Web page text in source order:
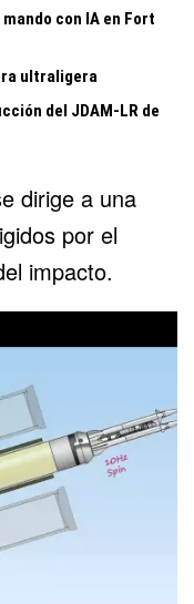
con IA en Fort
ultraligera
del JDAM-LR de
dirige a una
por el
impacto.